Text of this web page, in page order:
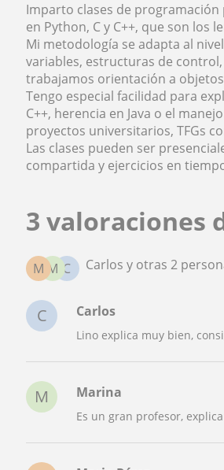
Imparto clases de programación
en Python, C y C++, que son los
Mi metodología se adapta al
variables, estructuras de
trabajamos orientación a
Tengo especial facilidad para
C++, herencia en Java o el
proyectos universitarios, TFGs
Las clases pueden ser
compartida y ejercicios en
3 valoraciones
C
M
M Carlos y otras 2
C Carlos
Lino explica muy bien,
M Marina
Es un gran profesor,